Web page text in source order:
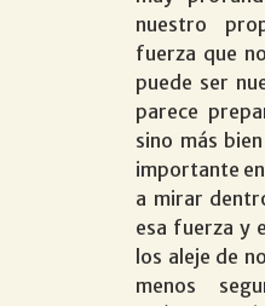
nuestro
fuerza que
puede ser
parece
sino más
importante
a mirar
esa fuerza y
los aleje de
menos